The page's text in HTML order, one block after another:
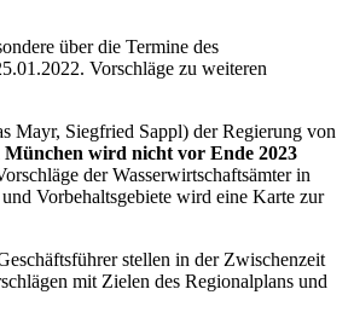
über die Termine des
Vorschläge zu weiteren
Mayr, Siegfried Sappl) der Regierung von
München wird nicht vor Ende 2023
der Wasserwirtschaftsämter in
Vorbehaltsgebiete wird eine Karte zur
stellen in der Zwischenzeit
mit Zielen des Regionalplans und